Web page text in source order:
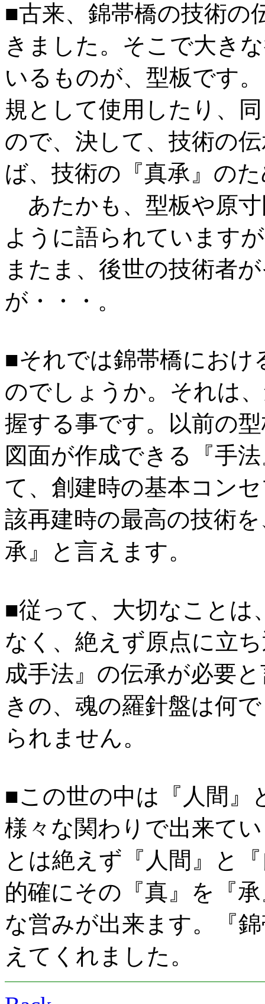
■古来、錦帯橋の技術の
きました。そこで大き
いるものが、型板です
規として使用したり、
ので、決して、技術の
ば、技術の『真承』の
あたかも、型板や原
ように語られています
またま、後世の技術者
が・・・。
■それでは錦帯橋におけ
のでしょうか。それは
握する事です。以前の
図面が作成できる『手
て、創建時の基本コン
該再建時の最高の技術
承』と言えます。
■従って、大切なことは
なく、絶えず原点に立
成手法』の伝承が必要
きの、魂の羅針盤は何
られません。
■この世の中は『人間』
様々な関わりで出来て
とは絶えず『人間』と
的確にその『真』を『
な営みが出来ます。『
えてくれました。